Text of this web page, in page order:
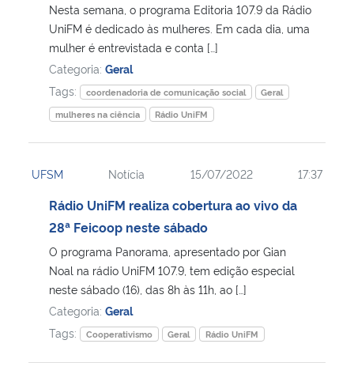
Nesta semana, o programa Editoria 107.9 da Rádio
UniFM é dedicado às mulheres. Em cada dia, uma
mulher é entrevistada e conta […]
Categoria: Geral
Tags:
coordenadoria de comunicação social
Geral
mulheres na ciência
Rádio UniFM
UFSM Notícia 15/07/2022 17:37
Rádio UniFM realiza cobertura ao vivo da
28ª Feicoop neste sábado
O programa Panorama, apresentado por Gian
Noal na rádio UniFM 107.9, tem edição especial
neste sábado (16), das 8h às 11h, ao […]
Categoria: Geral
Tags:
Cooperativismo Geral Rádio UniFM